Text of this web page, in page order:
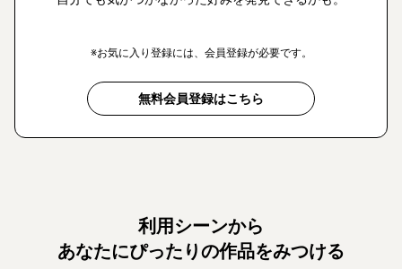
※お気に入り登録には、会員登録が必要です。
無料会員登録はこちら
利用シーンから
あなたにぴったりの作品をみつける